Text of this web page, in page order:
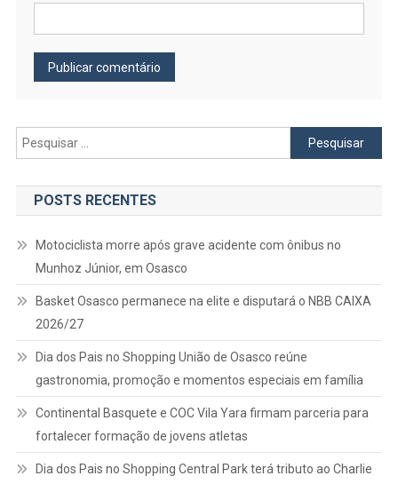
Pesquisar
por:
POSTS RECENTES
Motociclista morre após grave acidente com ônibus no
Munhoz Júnior, em Osasco
Basket Osasco permanece na elite e disputará o NBB CAIXA
2026/27
Dia dos Pais no Shopping União de Osasco reúne
gastronomia, promoção e momentos especiais em família
Continental Basquete e COC Vila Yara firmam parceria para
fortalecer formação de jovens atletas
Dia dos Pais no Shopping Central Park terá tributo ao Charlie